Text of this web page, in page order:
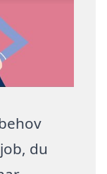
du